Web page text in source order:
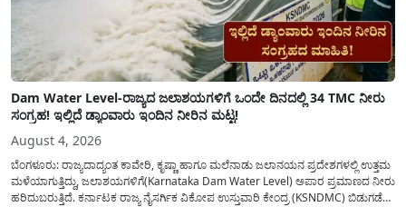
Dam Water Level-ರಾಜ್ಯದ ಜಲಾಶಯಗಳಿಗೆ ಒಂದೇ ದಿನದಲ್ಲಿ 34 TMC ನೀರು
ಸಂಗ್ರಹ! ಇಲ್ಲಿದೆ ಡ್ಯಾಂವಾರು ಇಂದಿನ ನೀರಿನ ಮಟ್ಟ!
August 4, 2026
ಬೆಂಗಳೂರು: ರಾಜ್ಯದಾದ್ಯಂತ ಕಾವೇರಿ, ಕೃಷ್ಣಾ ಹಾಗೂ ಮಲೆನಾಡು ಜಲಾನಯನ ಪ್ರದೇಶಗಳಲ್ಲಿ ಉತ್ತಮ
ಮಳೆಯಾಗುತ್ತಿದ್ದು, ಜಲಾಶಯಗಳಿಗೆ(Karnataka Dam Water Level) ಅಪಾರ ಪ್ರಮಾಣದ ನೀರು
ಹರಿದುಬರುತ್ತಿದೆ. ಕರ್ನಾಟಕ ರಾಜ್ಯ ನೈಸರ್ಗಿಕ ವಿಕೋಪ ಉಸ್ತುವಾರಿ ಕೇಂದ್ರ (KSNDMC) ಬಿಡುಗಡೆ